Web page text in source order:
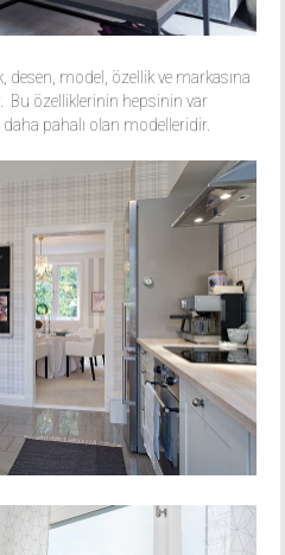
desen, model, özellik ve markasına
Bu özelliklerinin hepsinin var
pahalı olan modelleridir.